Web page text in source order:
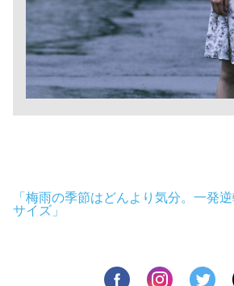
「梅雨の季節はどんより気分。一発
サイズ」